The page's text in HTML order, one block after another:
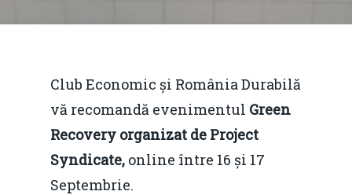
Club Economic și România Durabilă
vă recomandă evenimentul Green
Recovery organizat de Project
Syndicate, online între 16 și 17
Septembrie.